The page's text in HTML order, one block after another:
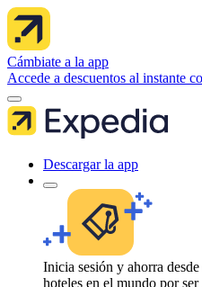
Cámbiate a la app
Accede a descuentos al instante
Descargar la app
Inicia sesión y ahorra
hoteles en el mundo por ser